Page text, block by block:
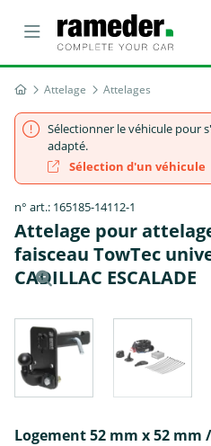
Attelage Attelages
Sélectionner le véhicule pour
adapté.
Sélection d'un véhicule
n° art.: 165185-14112-1
Attelage pour
faisceau TowTec
CADILLAC ESCALADE
Logement 52 mm x 52 mm